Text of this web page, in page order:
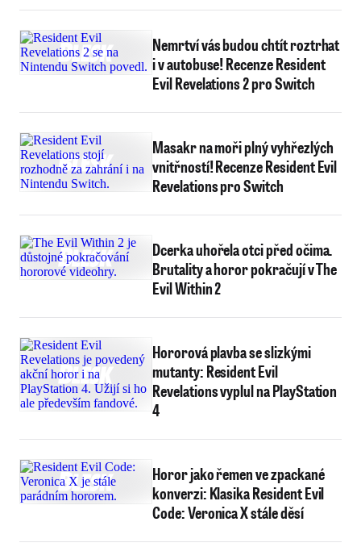
Nemrtví vás budou chtít roztrhat
i v autobuse! Recenze Resident
Evil Revelations 2 pro Switch
Masakr na moři plný vyhřezlých
vnitřností! Recenze Resident Evil
Revelations pro Switch
Dcerka uhořela otci před očima.
Brutality a horor pokračují v The
Evil Within 2
Hororová plavba se slizkými
mutanty: Resident Evil
Revelations vyplul na PlayStation
4
Horor jako řemen ve zpackané
konverzi: Klasika Resident Evil
Code: Veronica X stále děsí